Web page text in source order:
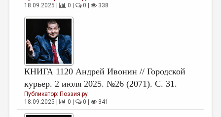
18.09.2025 |
0 | 0 | 338
КНИГА 1120 Андрей Ивонин // Городской
курьер. 2 июля 2025. №26 (2071). С. 31.
Публикатор: Поэзия.ру
18.09.2025 |
0 | 0 | 341